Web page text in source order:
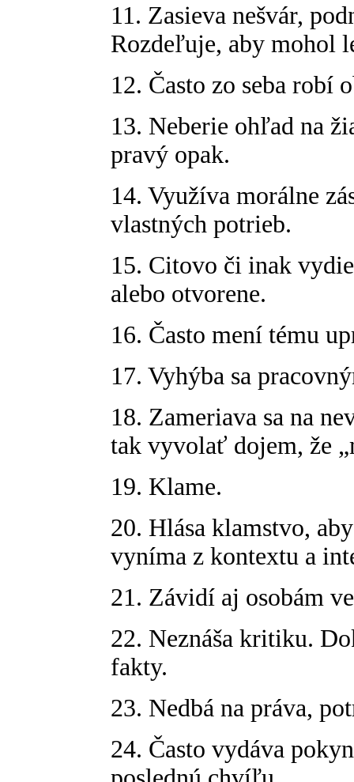
11. Zasieva nešvár,
Rozdeľuje, aby mohol
12. Často zo seba robí
13. Neberie ohľad na
pravý opak.
14. Využíva morálne
vlastných potrieb.
15. Citovo či inak
alebo otvorene.
16. Často mení tému
17. Vyhýba sa
18. Zameriava sa na
tak vyvolať dojem, že
19. Klame.
20. Hlása klamstvo,
vyníma z kontextu a
21. Závidí aj osobám
22. Neznáša kritiku.
fakty.
23. Nedbá na práva,
24. Často vydáva